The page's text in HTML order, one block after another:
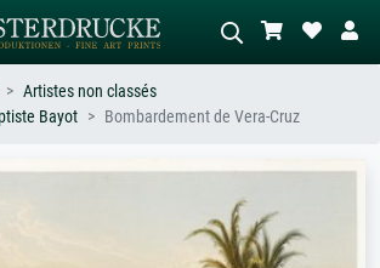
abstrait avec beaucoup de rouge,
tableau sombre, nu debout près d'un
arbre.
Artistes non classés
Bayot
Bombardement de Vera-Cruz